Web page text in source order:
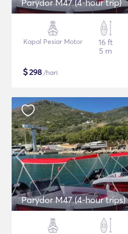
Parydor M47 (4-hour trip)
Kapal Pesiar Motor
16 ft
5 m
$298 /hari
Parydor M47 (4-hour trips)